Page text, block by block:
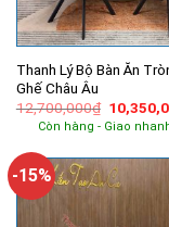
Thanh Lý Bộ Bàn Ăn
Ghế Châu Âu
12,700,000₫ Giá
gốc
là:
Còn hàng - Giao
-15%